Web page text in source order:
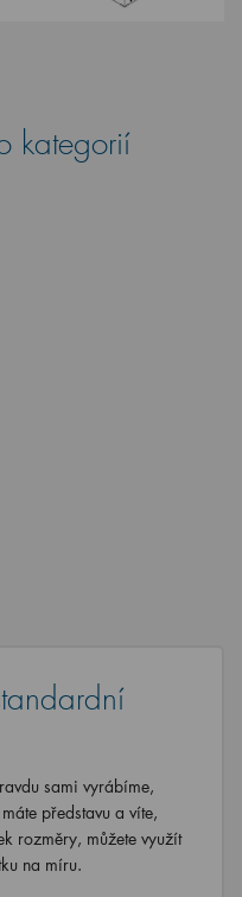
kategorií
sami vyrábíme,
představu a víte,
rozměry, můžete využít
na míru.